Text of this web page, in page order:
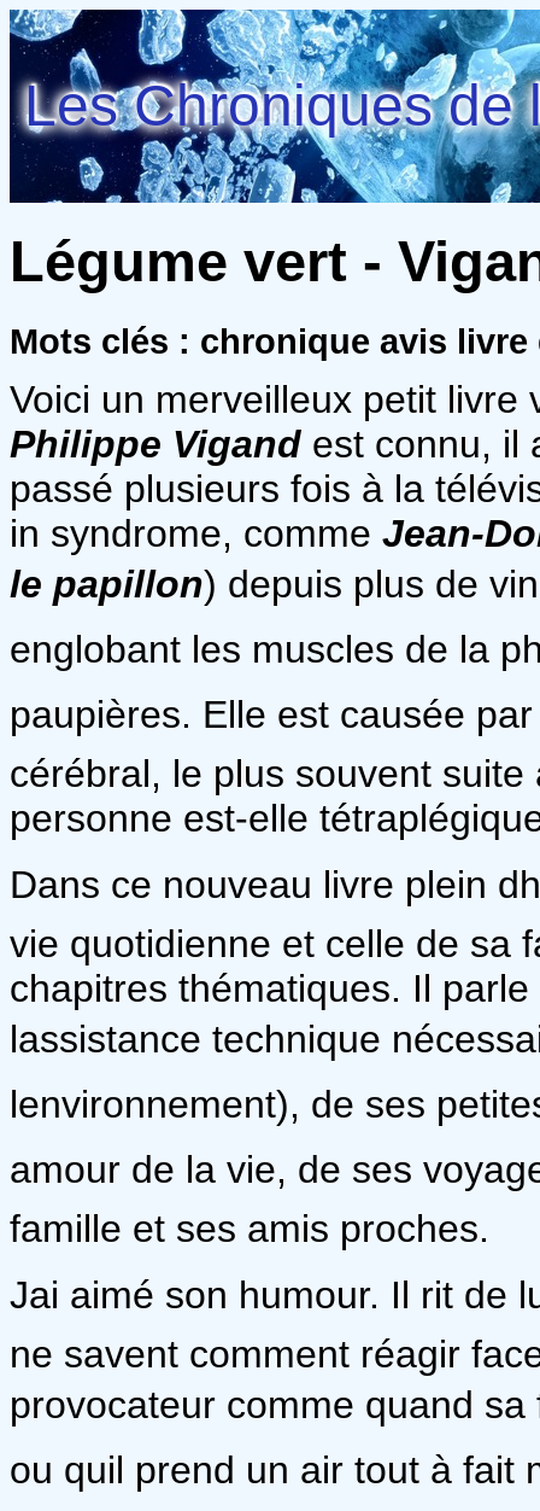
Les Chroniques de
Légume vert -
Mots clés : chronique avis
Voici un merveilleux petit livre
Philippe Vigand est connu, il
passé plusieurs fois à la
in syndrome, comme Jean-
le papillon) depuis plus de
englobant les muscles de la
paupières. Elle est causée
cérébral, le plus souvent
personne est-elle
Dans ce nouveau livre plein
vie quotidienne et celle de sa
chapitres thématiques. Il
lassistance technique
lenvironnement), de ses
amour de la vie, de ses
famille et ses amis proches.
Jai aimé son humour. Il rit
ne savent comment réagir
provocateur comme quand sa
ou quil prend un air tout à fait